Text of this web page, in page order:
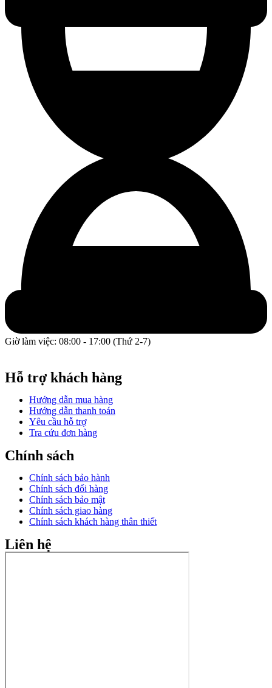
Giờ làm việc: 08:00 - 17:00 (Thứ 2-7)
Hỗ trợ khách hàng
Hướng dẫn mua hàng
Hướng dẫn thanh toán
Yêu cầu hỗ trợ
Tra cứu đơn hàng
Chính sách
Chính sách bảo hành
Chính sách đổi hàng
Chính sách bảo mật
Chính sách giao hàng
Chính sách khách hàng thân thiết
Liên hệ
Facebook
Instagram
Email
Youtube